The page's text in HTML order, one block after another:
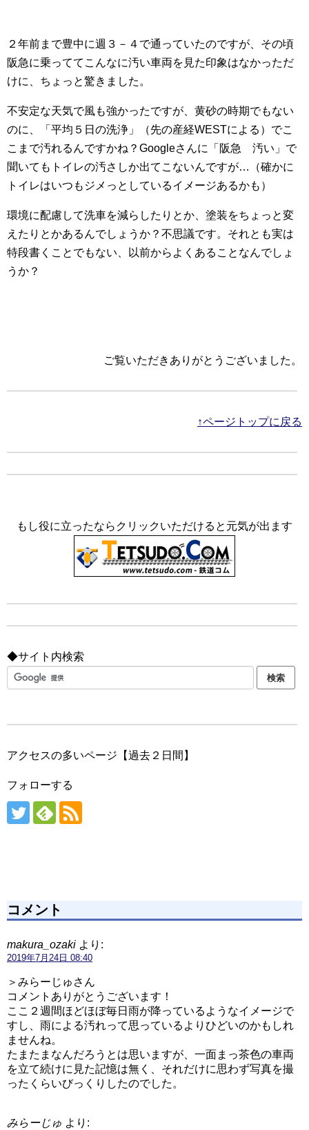
２年前まで豊中に週３－４で通っていたのですが、その頃
阪急に乗っててこんなに汚い車両を見た印象はなかっただ
けに、ちょっと驚きました。
不安定な天気で風も強かったですが、黄砂の時期でもない
のに、「平均５日の洗浄」（先の産経WESTによる）でこ
こまで汚れるんですかね？Googleさんに「阪急 汚い」で
聞いてもトイレの汚さしか出てこないんですが…（確かに
トイレはいつもジメっとしているイメージあるかも）
環境に配慮して洗車を減らしたりとか、塗装をちょっと変
えたりとかあるんでしょうか？不思議です。それとも実は
特段書くことでもない、以前からよくあることなんでしょ
うか？
ご覧いただきありがとうございました。
↑ページトップに戻る
もし役に立ったならクリックいただけると元気が出ます
◆サイト内検索
アクセスの多いページ【過去２日間】
フォローする
コメント
makura_ozaki より:
2019年7月24日 08:40
＞みらーじゅさん
コメントありがとうございます！
ここ２週間ほどほぼ毎日雨が降っているようなイメージで
すし、雨による汚れって思っているよりひどいのかもしれ
ませんね。
たまたまなんだろうとは思いますが、一面まっ茶色の車両
を立て続けに見た記憶は無く、それだけに思わず写真を撮
ったくらいびっくりしたのでした。
みらーじゅ より: